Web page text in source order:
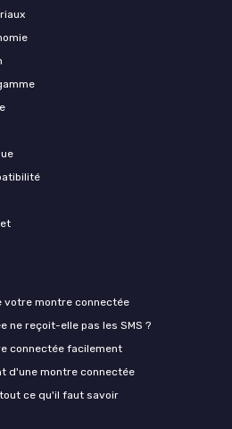
votre montre connectée
ne reçoit-elle pas les SMS ?
connectée facilement
d'une montre connectée
ce qu'il faut savoir